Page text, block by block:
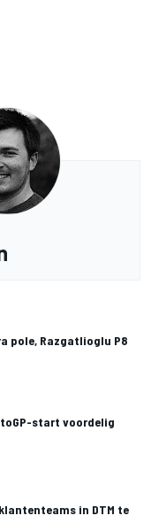
pole, Razgatlioglu P8
start voordelig
in DTM te